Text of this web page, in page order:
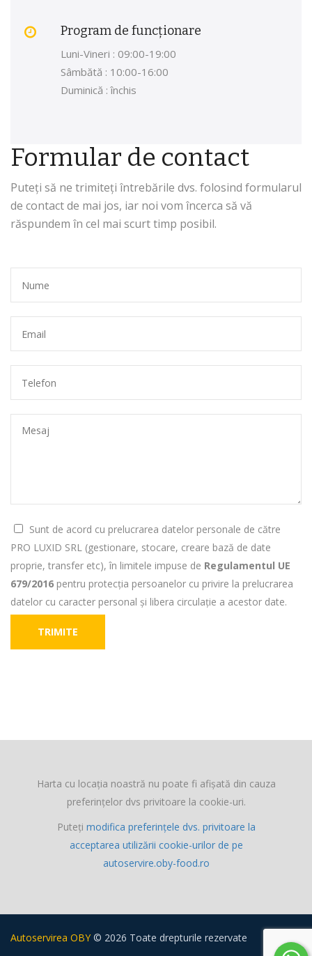
Program de funcționare
Luni-Vineri : 09:00-19:00
Sâmbătă : 10:00-16:00
Duminică : închis
Formular de contact
Puteți să ne trimiteți întrebările dvs. folosind formularul
de contact de mai jos, iar noi vom încerca să vă
răspundem în cel mai scurt timp posibil.
Sunt de acord cu prelucrarea datelor personale de către
PRO LUXID SRL (gestionare, stocare, creare bază de date
proprie, transfer etc), în limitele impuse de Regulamentul UE
679/2016 pentru protecția persoanelor cu privire la prelucrarea
datelor cu caracter personal și libera circulație a acestor date.
TRIMITE
Harta cu locația noastră nu poate fi afișată din cauza
preferințelor dvs privitoare la cookie-uri.
Puteți modifica preferințele dvs. privitoare la
acceptarea utilizării cookie-urilor de pe
autoservire.oby-food.ro
Autoservirea OBY© 2026 Toate drepturile rezervate